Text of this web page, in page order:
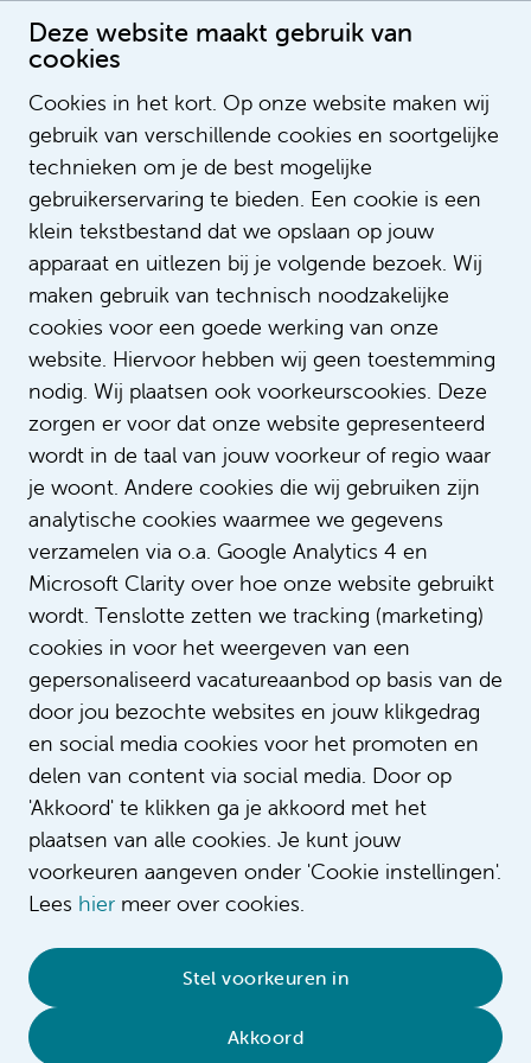
Deze website maakt gebruik van
cookies
Cookies in het kort. Op onze website maken wij
gebruik van verschillende cookies en soortgelijke
technieken om je de best mogelijke
gebruikerservaring te bieden. Een cookie is een
klein tekstbestand dat we opslaan op jouw
apparaat en uitlezen bij je volgende bezoek. Wij
maken gebruik van technisch noodzakelijke
cookies voor een goede werking van onze
website. Hiervoor hebben wij geen toestemming
nodig. Wij plaatsen ook voorkeurscookies. Deze
zorgen er voor dat onze website gepresenteerd
wordt in de taal van jouw voorkeur of regio waar
je woont. Andere cookies die wij gebruiken zijn
analytische cookies waarmee we gegevens
verzamelen via o.a. Google Analytics 4 en
Microsoft Clarity over hoe onze website gebruikt
wordt. Tenslotte zetten we tracking (marketing)
cookies in voor het weergeven van een
gepersonaliseerd vacatureaanbod op basis van de
door jou bezochte websites en jouw klikgedrag
en social media cookies voor het promoten en
delen van content via social media. Door op
'Akkoord' te klikken ga je akkoord met het
plaatsen van alle cookies. Je kunt jouw
voorkeuren aangeven onder 'Cookie instellingen'.
Lees hier meer over cookies.
Stel voorkeuren in
Akkoord
Hanneke Boas-Verbuijs
Cookieverklaring • Sitemap